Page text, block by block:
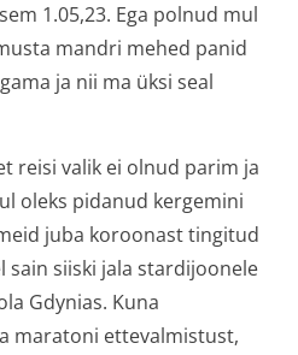
1.05,23. Ega polnud mul
mandri mehed panid
ja nii ma üksi seal
reisi valik ei olnud parim ja
oleks pidanud kergemini
juba koroonast tingitud
sain siiski jala stardijoonele
Gdynias. Kuna
maratoni ettevalmistust,